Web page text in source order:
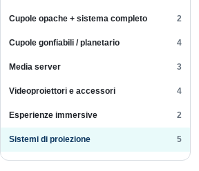
Cupole opache + sistema completo 2
Cupole gonfiabili / planetario 4
Media server 3
Videoproiettori e accessori 4
Esperienze immersive 2
Sistemi di proiezione 5